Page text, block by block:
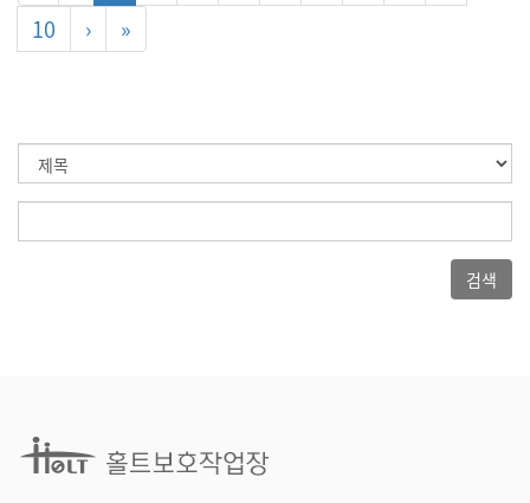
10
› »
검색